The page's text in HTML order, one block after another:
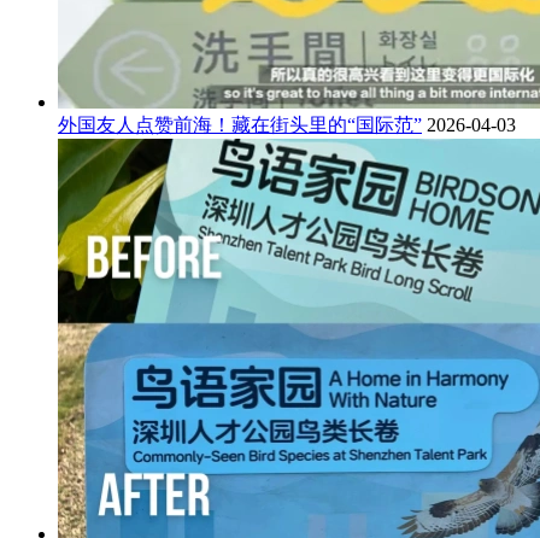
外国友人点赞前海！藏在街头里的“国际范” 2026-04-03